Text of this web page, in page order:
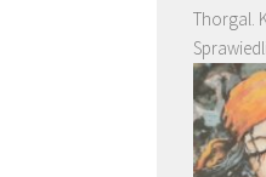
Thorgal.